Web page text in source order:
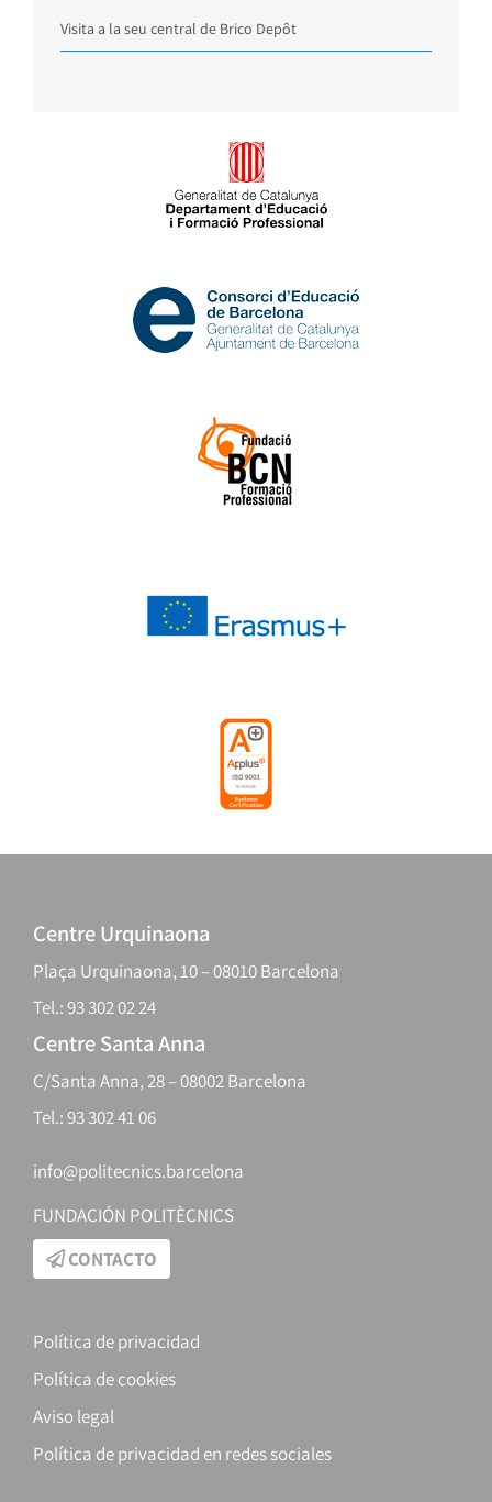
Visita a la seu central de Brico Depôt
Centre Urquinaona
Plaça Urquinaona, 10 – 08010 Barcelona
Tel.: 93 302 02 24
Centre Santa Anna
C/Santa Anna, 28 – 08002 Barcelona
Tel.: 93 302 41 06
info@politecnics.barcelona
FUNDACIÓN POLITÈCNICS
CONTACTO
Política de privacidad
Política de cookies
Aviso legal
Política de privacidad en redes sociales